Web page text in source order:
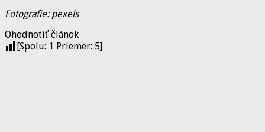
Fotografie: pexels
Ohodnotiť článok
[Spolu: 1 Priemer: 5]